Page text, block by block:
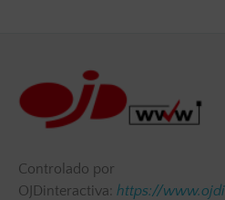
Controlado por
OJDinteractiva: https://